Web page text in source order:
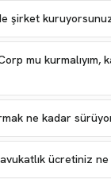
şirket
mu kurmalıyım,
ne kadar
ücretiniz